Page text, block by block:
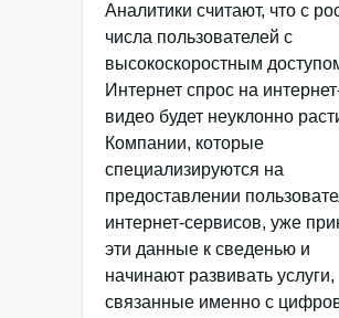
Аналитики считают, что с
числа пользователей с
высокоскоростным
Интернет спрос на
видео будет неуклонно
Компании, которые
специализируются на
предоставлении
интернет-сервисов, уже
эти данные к сведенью и
начинают развивать услуги,
связанные именно с